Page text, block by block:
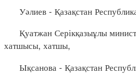
Уәлиев - Қазақстан
Қуатжан Серікқазыұлы
хатшысы, хатшы,
Ықсанова - Қазақстан